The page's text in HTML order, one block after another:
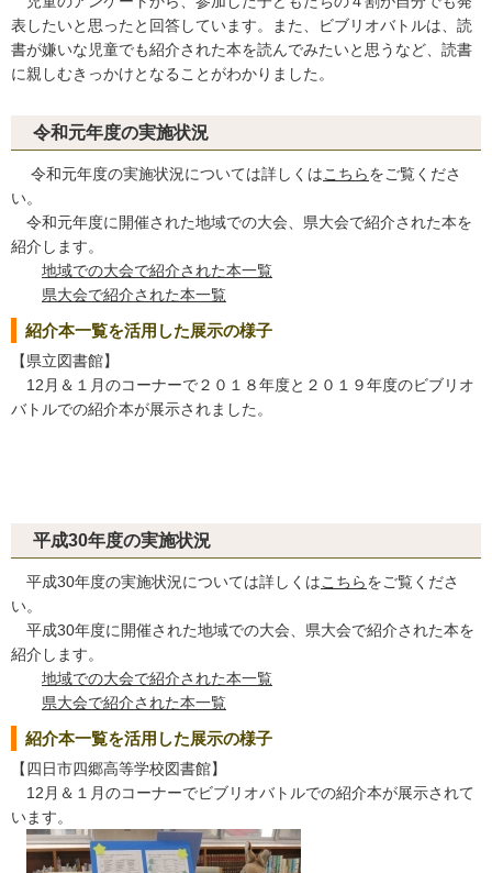
表したいと思ったと回答しています。また、ビブリオバトルは、読
書が嫌いな児童でも紹介された本を読んでみたいと思うなど、読書
に親しむきっかけとなることがわかりました。
令和元年度の実施状況
令和元年度の実施状況については詳しくはこちらをご覧くださ
い。
令和元年度に開催された地域での大会、県大会で紹介された本を
紹介します。
地域での大会で紹介された本一覧
県大会で紹介された本一覧
紹介本一覧を活用した展示の様子
【県立図書館】
12月＆１月のコーナーで２０１８年度と２０１９年度のビブリオ
バトルでの紹介本が展示されました。
平成30年度の実施状況
平成30年度の実施状況については詳しくはこちらをご覧くださ
い。
平成30年度に開催された地域での大会、県大会で紹介された本を
紹介します。
地域での大会で紹介された本一覧
県大会で紹介された本一覧
紹介本一覧を活用した展示の様子
【四日市四郷高等学校図書館】
12月＆１月のコーナーでビブリオバトルでの紹介本が展示されて
います。